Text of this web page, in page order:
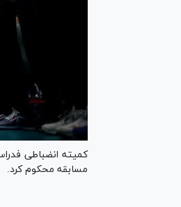
کمیته انضباطی
مسابقه محکوم کرد.